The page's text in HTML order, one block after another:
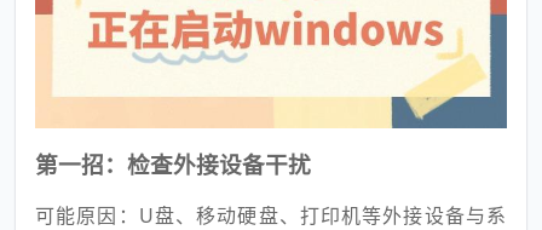
第一招：检查外接设备干扰
可能原因：U盘、移动硬盘、打印机等外接设备与系